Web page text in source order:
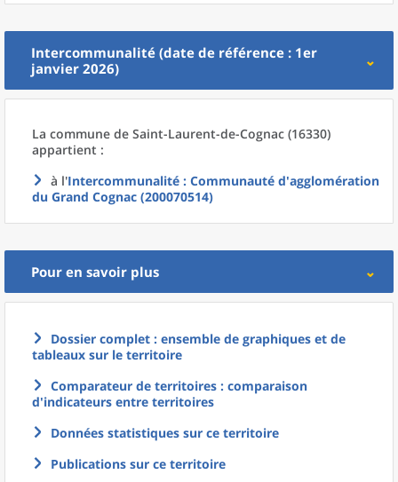
Intercommunalité (date de référence : 1er
janvier 2026)
La commune de Saint-Laurent-de-Cognac (16330)
appartient :
à l'Intercommunalité : Communauté d'agglomération
du Grand Cognac (200070514)
Pour en savoir plus
Dossier complet : ensemble de graphiques et de
tableaux sur le territoire
Comparateur de territoires : comparaison
d'indicateurs entre territoires
Données statistiques sur ce territoire
Publications sur ce territoire